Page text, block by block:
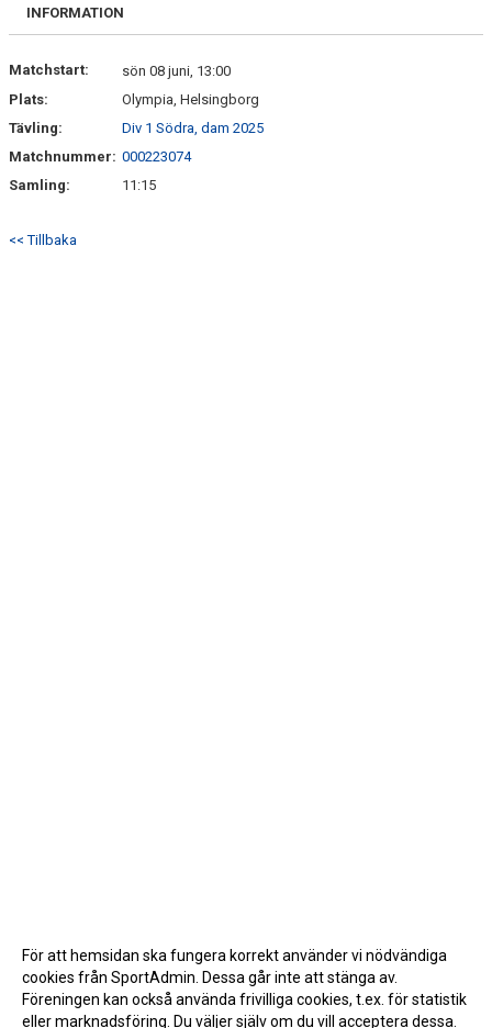
DOKUMENT
INFORMATION
Matchstart:
sön 08 juni, 13:00
Plats:
Olympia, Helsingborg
Tävling:
Div 1 Södra, dam 2025
Matchnummer: 000223074
Samling:
11:15
<< Tillbaka
För att hemsidan ska fungera korrekt använder vi nödvändiga
cookies från SportAdmin. Dessa går inte att stänga av.
Föreningen kan också använda frivilliga cookies, t.ex. för statistik
eller marknadsföring. Du väljer själv om du vill acceptera dessa.